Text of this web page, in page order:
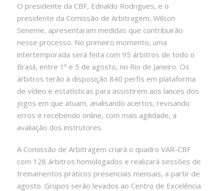
O presidente da CBF, Ednaldo Rodrigues, e o
presidente da Comissão de Arbitragem, Wilson
Seneme, apresentaram medidas que contribuirão
nesse processo. No primeiro momento, uma
intertemporada será feita com 95 árbitros de todo o
Brasil, entre 1º e 5 de agosto, no Rio de Janeiro. Os
árbitros terão à disposição 840 perfis em plataforma
de vídeo e estatísticas para assistirem aos lances dos
jogos em que atuam, analisando acertos, revisando
erros e recebendo online, com mais agilidade, a
avaliação dos instrutores.
A Comissão de Arbitragem criará o quadro VAR-CBF
com 128 árbitros homologados e realizará sessões de
treinamentos práticos presenciais mensais, a partir de
agosto. Grupos serão levados ao Centro de Excelência